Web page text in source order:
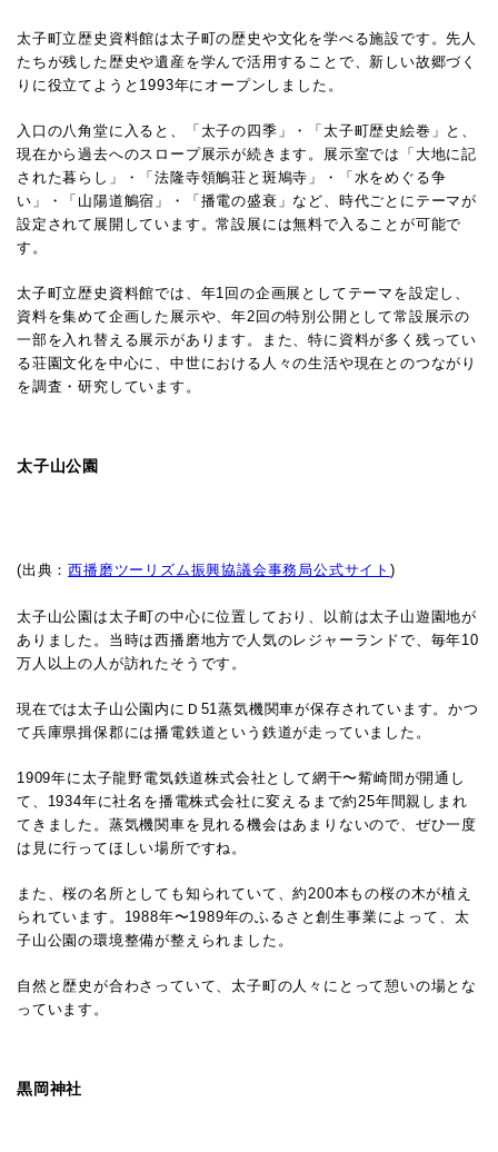
太子町立歴史資料館は太子町の歴史や文化を学べる施設です。先人
たちが残した歴史や遺産を学んで活用することで、新しい故郷づく
りに役立てようと1993年にオープンしました。
入口の八角堂に入ると、「太子の四季」・「太子町歴史絵巻」と、
現在から過去へのスロープ展示が続きます。展示室では「大地に記
された暮らし」・「法隆寺領鵤荘と斑鳩寺」・「水をめぐる争
い」・「山陽道鵤宿」・「播電の盛衰」など、時代ごとにテーマが
設定されて展開しています。常設展には無料で入ることが可能で
す。
太子町立歴史資料館では、年1回の企画展としてテーマを設定し、
資料を集めて企画した展示や、年2回の特別公開として常設展示の
一部を入れ替える展示があります。また、特に資料が多く残ってい
る荘園文化を中心に、中世における人々の生活や現在とのつながり
を調査・研究しています。
太子山公園
(出典：西播磨ツーリズム振興協議会事務局公式サイト)
太子山公園は太子町の中心に位置しており、以前は太子山遊園地が
ありました。当時は西播磨地方で人気のレジャーランドで、毎年10
万人以上の人が訪れたそうです。
現在では太子山公園内にＤ51蒸気機関車が保存されています。かつ
て兵庫県揖保郡には播電鉄道という鉄道が走っていました。
1909年に太子龍野電気鉄道株式会社として網干〜觜崎間が開通し
て、1934年に社名を播電株式会社に変えるまで約25年間親しまれ
てきました。蒸気機関車を見れる機会はあまりないので、ぜひ一度
は見に行ってほしい場所ですね。
また、桜の名所としても知られていて、約200本もの桜の木が植え
られています。1988年〜1989年のふるさと創生事業によって、太
子山公園の環境整備が整えられました。
自然と歴史が合わさっていて、太子町の人々にとって憩いの場とな
っています。
黒岡神社